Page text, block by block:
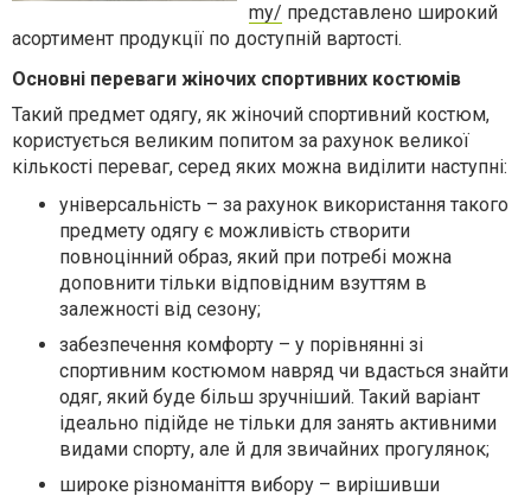
my/ представлено широкий
асортимент продукції по доступній вартості.
Основні переваги жіночих спортивних костюмів
Такий предмет одягу, як жіночий спортивний костюм,
користується великим попитом за рахунок великої
кількості переваг, серед яких можна виділити наступні:
універсальність – за рахунок використання такого
предмету одягу є можливість створити
повноцінний образ, який при потребі можна
доповнити тільки відповідним взуттям в
залежності від сезону;
забезпечення комфорту – у порівнянні зі
спортивним костюмом навряд чи вдасться знайти
одяг, який буде більш зручніший. Такий варіант
ідеально підійде не тільки для занять активними
видами спорту, але й для звичайних прогулянок;
широке різноманіття вибору – вирішивши